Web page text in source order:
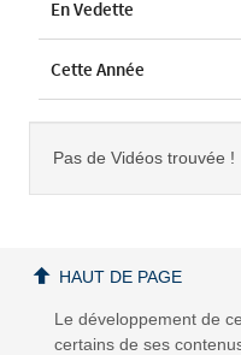
En Vedette
Cette Année
Pas de Vidéos trouvée !
Le développement de
certains de ses
HAUT DE PAGE